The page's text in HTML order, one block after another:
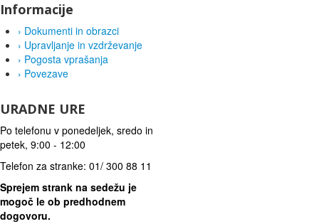
Informacije
› Dokumenti in obrazci
› Upravljanje in vzdrževanje
› Pogosta vprašanja
› Povezave
URADNE URE
Po telefonu v ponedeljek, sredo in
petek, 9:00 - 12:00
Telefon za stranke: 01/ 300 88 11
Sprejem strank na sedežu je
mogoč le ob predhodnem
dogovoru.